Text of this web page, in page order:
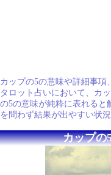
カップの5の意味や詳細事項
タロット占いにおいて、カ
の5の意味が純粋に表れると
を問わず結果が出やすい状
カップの